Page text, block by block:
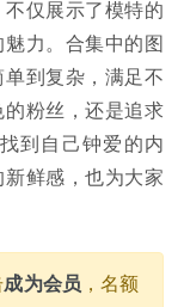
仅展示了模特的
力。合集中的图
到复杂，满足不
的粉丝，还是追求
到自己钟爱的内
鲜感，也为大家
成为会员 ，名额